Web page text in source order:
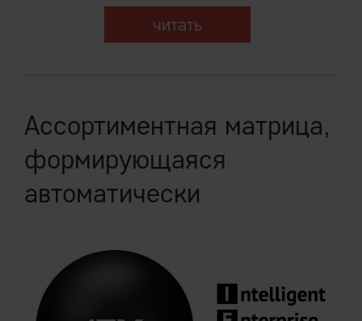
читать
Ассортиментная матрица,
формирующаяся
автоматически